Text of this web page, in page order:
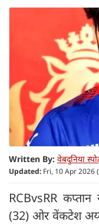
Written By: वेबदुनिया
Updated: Fri, 10 Apr 2026
RCBvsRR कप्तान
(32) ओर वेंकटेश